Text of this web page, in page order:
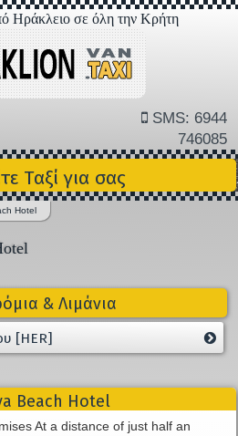
Ηράκλειο σε όλη την Κρήτη
SMS: 6944
746085
Ταξί για σας
Hotel
& Λιμάνια
[HER]
Beach Hotel
At a distance of just half an